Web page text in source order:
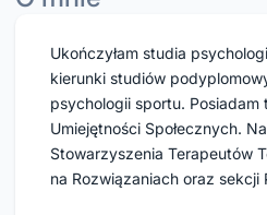
Ukończyłam studia
kierunki studiów
psychologii sportu. Posiadam
Umiejętności Społecznych.
Stowarzyszenia Terapeutów
na Rozwiązaniach oraz sekcji